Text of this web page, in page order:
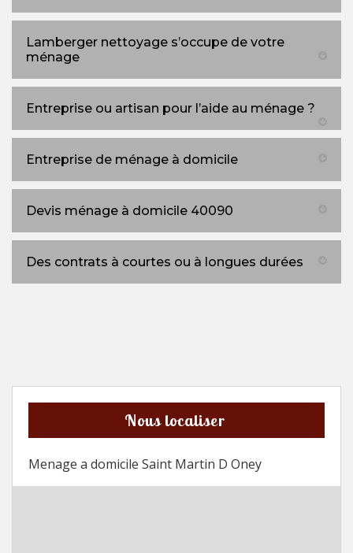
Lamberger nettoyage s’occupe de votre
ménage
Entreprise ou artisan pour l’aide au ménage ?
Entreprise de ménage à domicile
Devis ménage à domicile 40090
Des contrats à courtes ou à longues durées
Nous localiser
Menage a domicile Saint Martin D Oney